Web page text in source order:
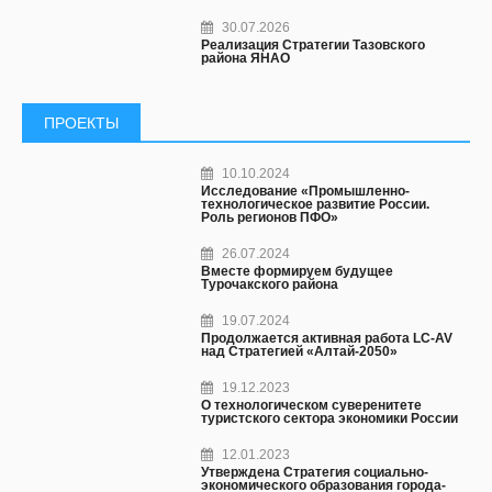
30.07.2026
Реализация Стратегии Тазовского
района ЯНАО
ПРОЕКТЫ
10.10.2024
Исследование «Промышленно-
технологическое развитие России.
Роль регионов ПФО»
26.07.2024
Вместе формируем будущее
Турочакского района
19.07.2024
Продолжается активная работа LC-AV
над Стратегией «Алтай-2050»
19.12.2023
О технологическом суверенитете
туристского сектора экономики России
12.01.2023
Утверждена Стратегия социально-
экономического образования города-